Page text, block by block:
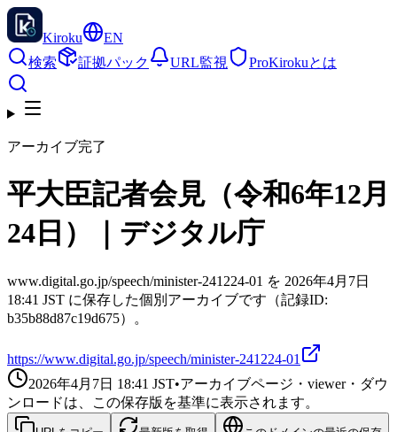
Kiroku
EN
検索
証拠パック URL監視 ProKirokuとは
アーカイブ完了
平大臣記者会見（令和6年12月
24日）｜デジタル庁
www.digital.go.jp/speech/minister-241224-01 を 2026年4月7日
18:41 JST に保存した個別アーカイブです（記録ID:
b35b88d87c19d675）。
https://www.digital.go.jp/speech/minister-241224-01
2026年4月7日 18:41 JST•アーカイブページ・viewer・ダウ
ンロードは、この保存版を基準に表示されます。